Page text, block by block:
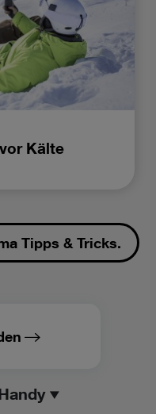
Kälte
Tipps & Tricks.